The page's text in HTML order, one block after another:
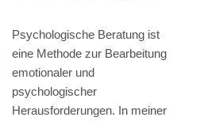
Psychologische Beratung ist
eine Methode zur Bearbeitung
emotionaler und
psychologischer
Herausforderungen. In meiner